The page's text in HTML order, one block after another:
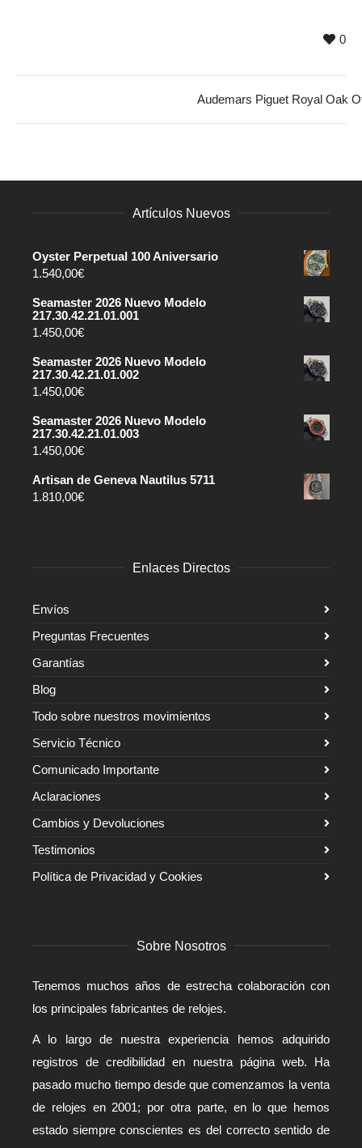
0
Audemars Piguet Royal Oak
Artículos Nuevos
Oyster Perpetual 100 Aniversario
1.540,00€
Seamaster 2026 Nuevo Modelo
217.30.42.21.01.001
1.450,00€
Seamaster 2026 Nuevo Modelo
217.30.42.21.01.002
1.450,00€
Seamaster 2026 Nuevo Modelo
217.30.42.21.01.003
1.450,00€
Artisan de Geneva Nautilus 5711
1.810,00€
Enlaces Directos
Envíos
Preguntas Frecuentes
Garantías
Blog
Todo sobre nuestros movimientos
Servicio Técnico
Comunicado Importante
Aclaraciones
Cambios y Devoluciones
Testimonios
Política de Privacidad y Cookies
Sobre Nosotros
Tenemos muchos años de estrecha colaboración con
los principales fabricantes de relojes.
A lo largo de nuestra experiencia hemos adquirido
registros de credibilidad en nuestra página web. Ha
pasado mucho tiempo desde que comenzamos la venta
de relojes en 2001; por otra parte, en lo que hemos
estado siempre conscientes es del correcto sentido de